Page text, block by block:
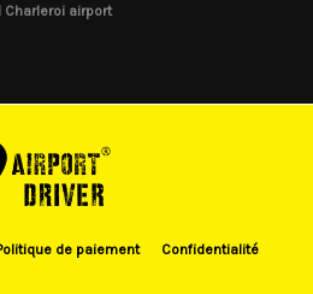
Charleroi airport
de paiement Confidentialité